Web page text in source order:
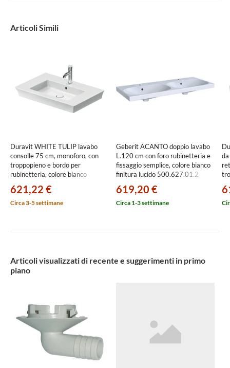
Articoli Simili
Duravit WHITE TULIP lavabo
consolle 75 cm, monoforo, con
troppopieno e bordo per
rubinetteria, colore bianco
2363750000
621,22 €
Circa 3-5 settimane
Geberit ACANTO doppio lavabo
L.120 cm con foro rubinetteria e
fissaggio semplice, colore bianco
finitura lucido 500.627.01.2
619,20 €
Circa 1-3 settimane
Articoli visualizzati di recente e suggerimenti in primo
piano